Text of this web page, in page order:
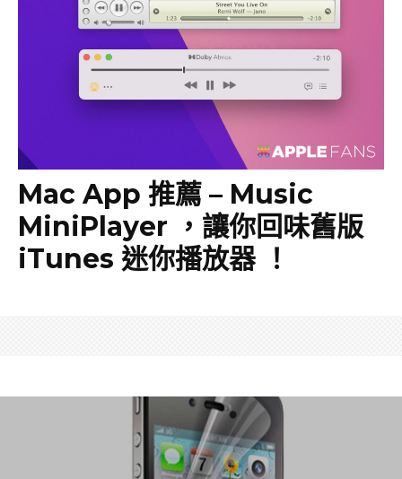
Mac App 推薦 – Music
MiniPlayer ，讓你回味舊版
iTunes 迷你播放器 ！